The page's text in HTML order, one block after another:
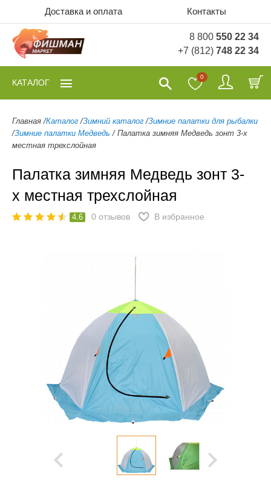
Доставка и оплата Контакты
8 800 550 22 34
+7 (812) 748 22 34
0
КАТАЛОГ
Главная /Каталог /Зимний каталог /Зимние палатки для рыбалки
/Зимние палатки Медведь / Палатка зимняя Медведь зонт 3-х
местная трехслойная
Палатка зимняя Медведь зонт 3-
х местная трехслойная
4.6 0 отзывов В избранное